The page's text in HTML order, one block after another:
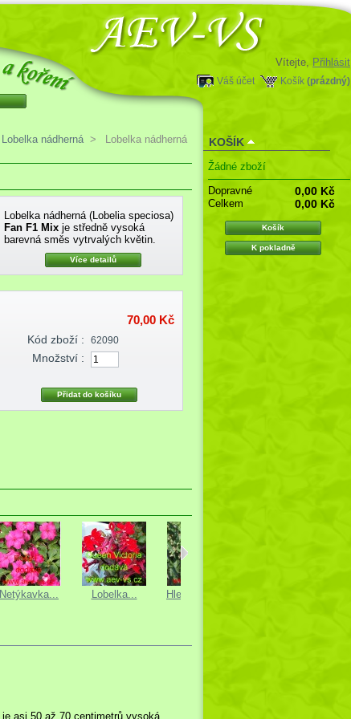
Vítejte, Přihlásit
Košík (prázdný)
Váš účet
Lobelka nádherná >
Lobelka nádherná
Lobelka nádherná (Lobelia speciosa)
Fan F1 Mixje středně vysoká
barevná směs vytrvalých květin.
Více detailů
70,00 Kč
Kód zboží : 62090
Množství :
Netýkavka... Lobelka... Hledík větší...
je asi 50 až 70 centimetrů vysoká
KOŠÍK
Žádné zboží
Dopravné
0,00 Kč
Celkem 0,00 Kč
Košík
K pokladně